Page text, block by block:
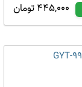
445,000 تومان